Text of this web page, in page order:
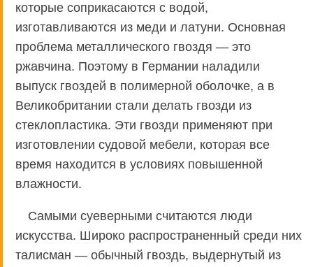
которые соприкасаются с водой,
изготавливаются из меди и латуни. Основная
проблема металлического гвоздя — это
ржавчина. Поэтому в Германии наладили
выпуск гвоздей в полимерной оболочке, а в
Великобритании стали делать гвозди из
стеклопластика. Эти гвозди применяют при
изготовлении судовой мебели, которая все
время находится в условиях повышенной
влажности.
Самыми суеверными считаются люди
искусства. Широко распространенный среди них
талисман — обычный гвоздь, выдернутый из